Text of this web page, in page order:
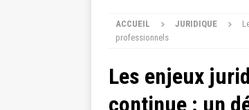
ACCUEIL JURIDIQUE
professionnels
Les enjeux
continue : un